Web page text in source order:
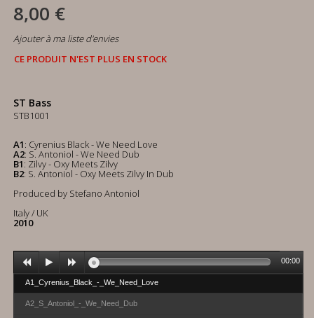
8,00 €
Ajouter à ma liste d'envies
CE PRODUIT N'EST PLUS EN STOCK
ST Bass
STB1001
A1: Cyrenius Black - We Need Love
A2: S. Antoniol - We Need Dub
B1: Zilvy - Oxy Meets Zilvy
B2: S. Antoniol - Oxy Meets Zilvy In Dub
Produced by Stefano Antoniol
Italy / UK
2010
A1_Cyrenius_Black_-_We_Need_Love
A2_S_Antoniol_-_We_Need_Dub
00:00